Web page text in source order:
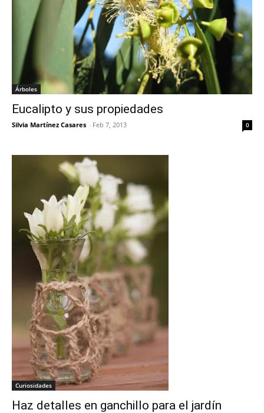
Árboles
Eucalipto y sus propiedades
Silvia Martínez Casares - Feb 7, 2013 0
Curiosidades
Haz detalles en ganchillo para el jardín